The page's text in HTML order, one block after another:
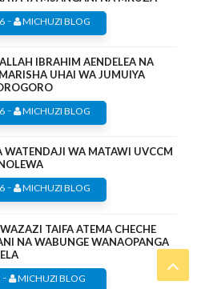
- MICHUZI BLOG
IBRAHIM AENDELEA NA
UHAI WA JUMUIYA
- MICHUZI BLOG
WA MATAWI UVCCM
- MICHUZI BLOG
TAIFA ATEMA CHECHE
NA WABUNGE WANAOPANGA
- MICHUZI BLOG